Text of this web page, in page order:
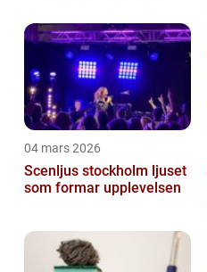
04 mars 2026
Scenljus stockholm ljuset
som formar upplevelsen